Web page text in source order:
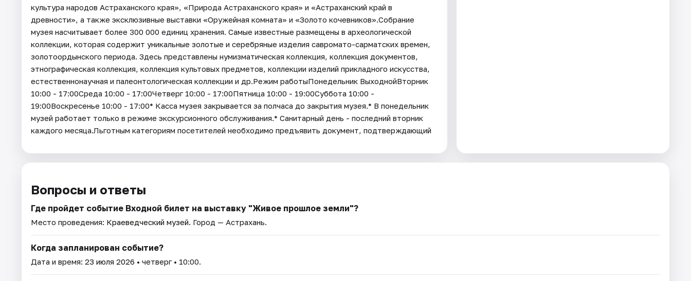
культура народов Астраханского края», «Природа Астраханского края» и «Астраханский край в
древности», а также эксклюзивные выставки «Оружейная комната» и «Золото кочевников».Собрание
музея насчитывает более 300 000 единиц хранения. Самые известные размещены в археологической
коллекции, которая содержит уникальные золотые и серебряные изделия савромато-сарматских времен,
золотоордынского периода. Здесь представлены нумизматическая коллекция, коллекция документов,
этнографическая коллекция, коллекция культовых предметов, коллекции изделий прикладного искусства,
естественнонаучная и палеонтологическая коллекции и др.Режим работыПонедельник ВыходнойВторник
10:00 - 17:00Среда 10:00 - 17:00Четверг 10:00 - 17:00Пятница 10:00 - 19:00Суббота 10:00 -
19:00Воскресенье 10:00 - 17:00* Касса музея закрывается за полчаса до закрытия музея.* В понедельник
музей работает только в режиме экскурсионного обслуживания.* Санитарный день - последний вторник
каждого месяца.Льготным категориям посетителей необходимо предъявить документ, подтверждающий
Вопросы и ответы
Где пройдет событие Входной билет на выставку "Живое прошлое земли"?
Место проведения: Краеведческий музей. Город — Астрахань.
Когда запланирован событие?
Дата и время: 23 июля 2026 • четверг • 10:00.